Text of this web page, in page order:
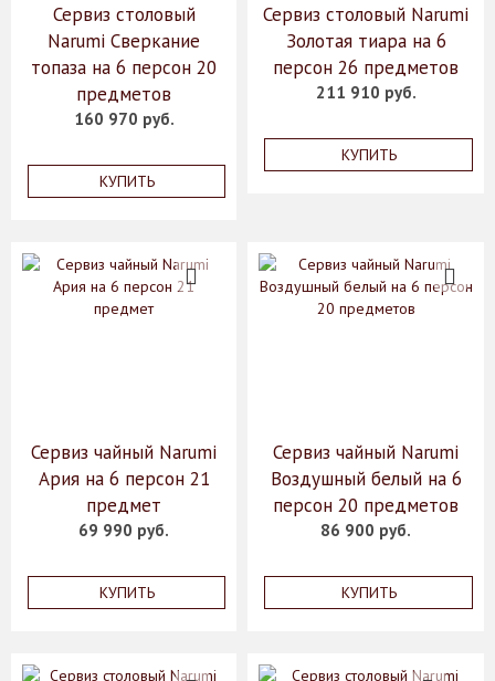
Сервиз столовый
Narumi Сверкание
топаза на 6 персон 20
предметов
160 970 руб.
КУПИТЬ
Сервиз столовый Narumi
Золотая тиара на 6
персон 26 предметов
211 910 руб.
КУПИТЬ
Сервиз чайный Narumi
Ария на 6 персон 21
предмет
69 990 руб.
КУПИТЬ
Сервиз чайный Narumi
Воздушный белый на 6
персон 20 предметов
86 900 руб.
КУПИТЬ